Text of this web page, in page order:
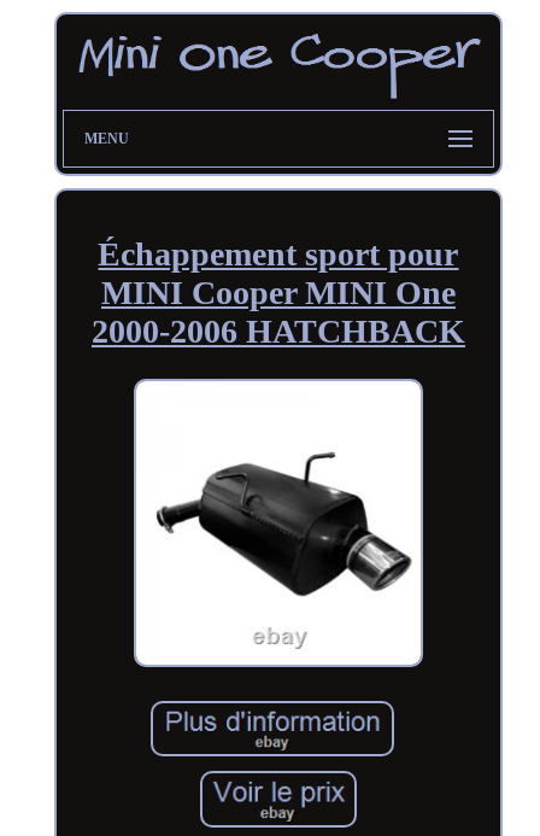
MENU
Échappement sport pour
MINI Cooper MINI One
2000-2006 HATCHBACK